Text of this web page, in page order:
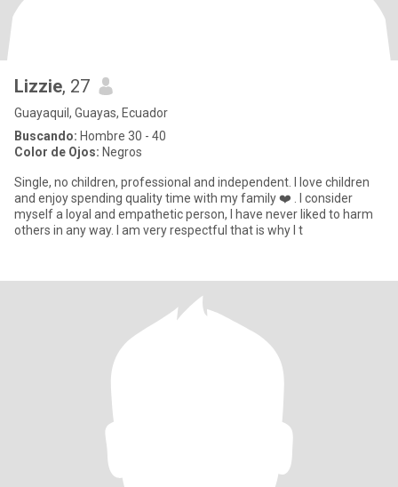
Lizzie, 27
Guayaquil, Guayas, Ecuador
Buscando: Hombre 30 - 40
Color de Ojos: Negros
Single, no children, professional and independent. I love children
and enjoy spending quality time with my family ❤️ . I consider
myself a loyal and empathetic person, I have never liked to harm
others in any way. I am very respectful that is why I t